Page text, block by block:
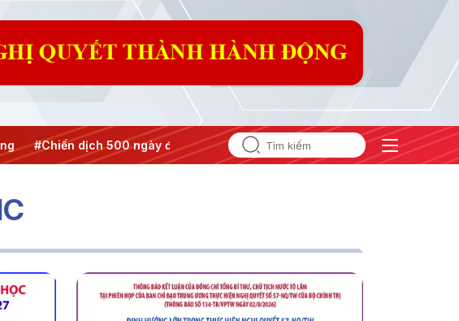
dịch 500 ngày đêm #Chống khai thác IUU #Căng thẳng Trung Đông